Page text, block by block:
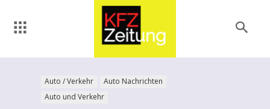
Auto / Verkehr
Auto Nachrichten
Auto und Verkehr